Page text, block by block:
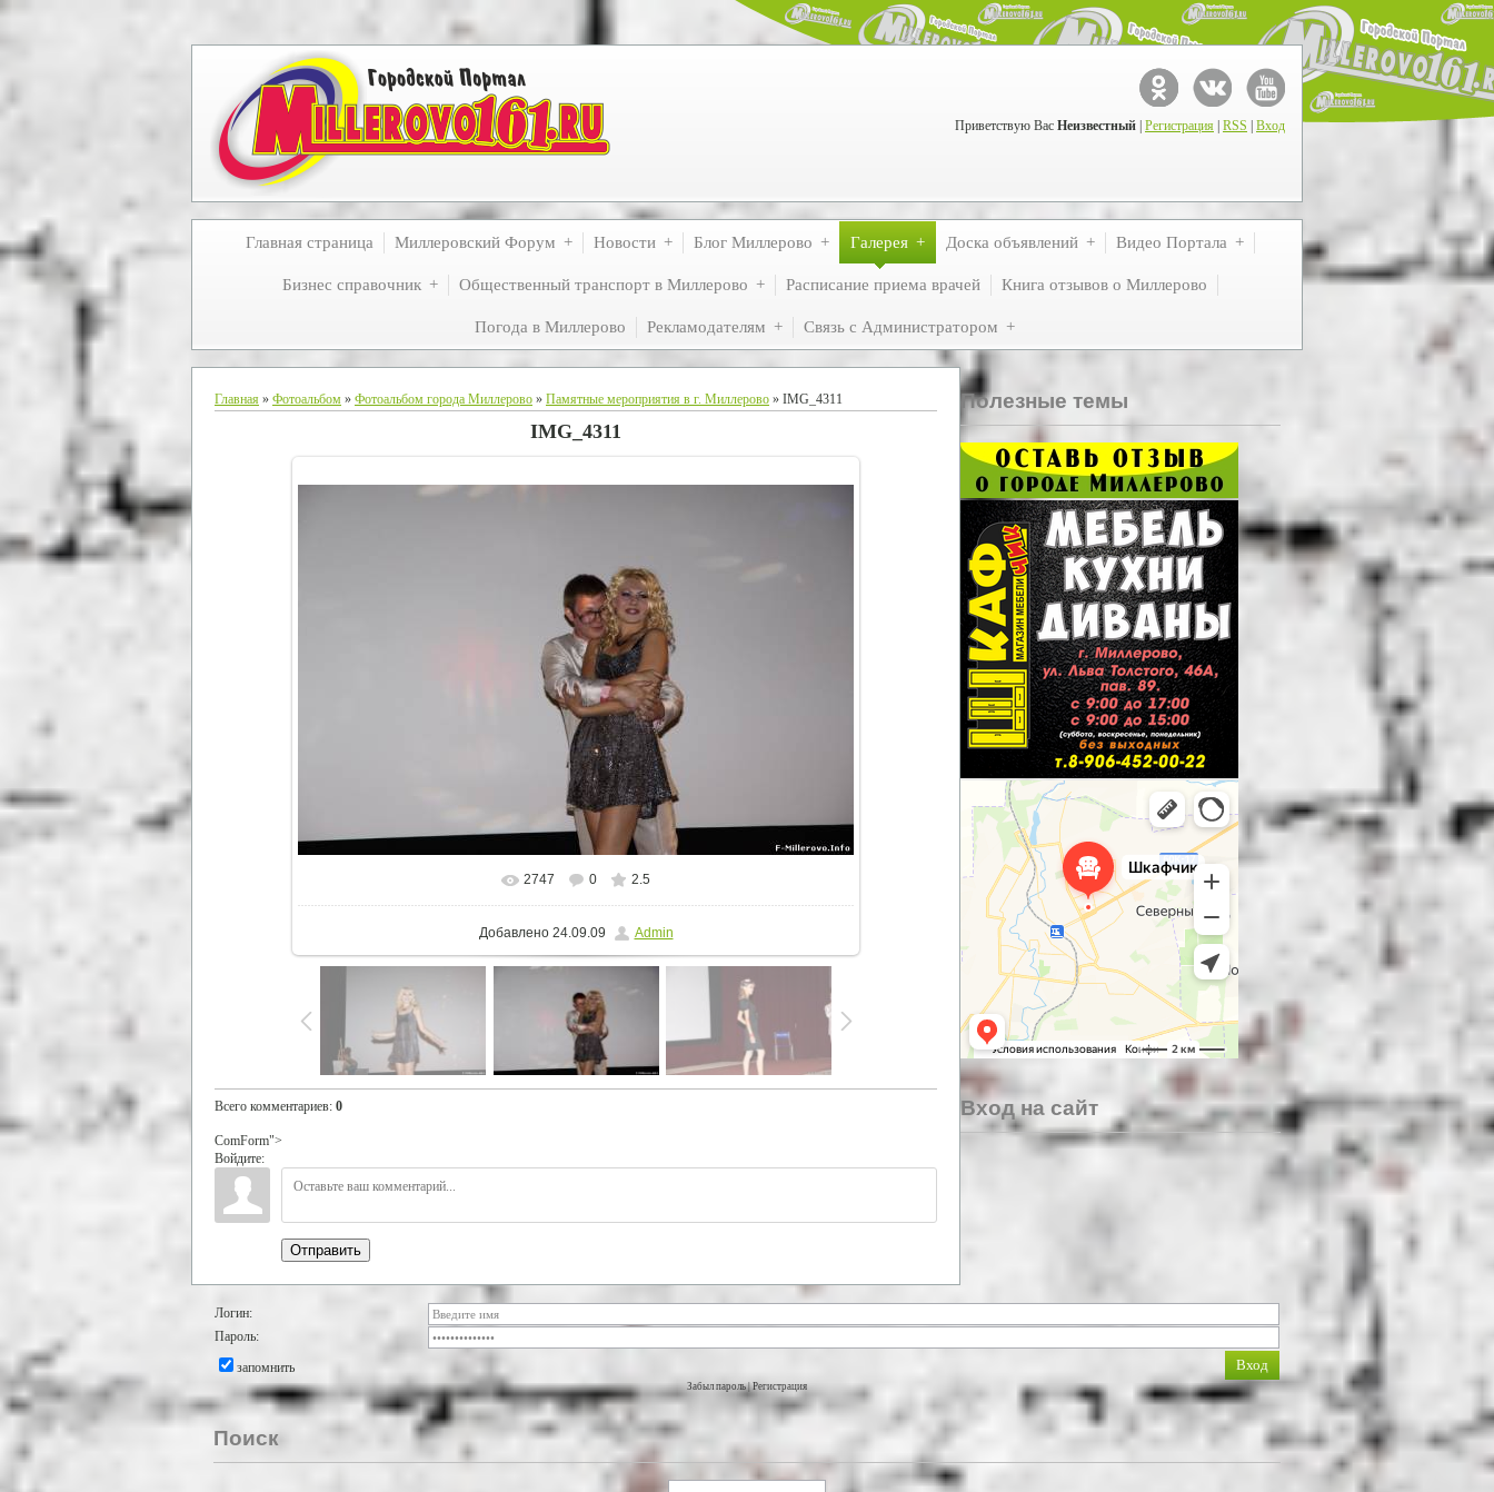
Приветствую Вас Неизвестный Регистрация RSS Вход
Главная страница Миллеровский Форум Новости Блог Миллерово Галерея Доска объявлений Видео Портала
Бизнес справочник Общественный транспорт в Миллерово Расписание приема врачей Книга отзывов о Миллерово
Погода в Миллерово Рекламодателям Связь с Администратором
Главная » Фотоальбом » Фотоальбом города Миллерово » Памятные мероприятия в г. Миллерово » IMG_4311
IMG_4311
В реальном размере 800x533
2747 0 2.5
Добавлено24.09.09 Admin
Всего комментариев: 0
ComForm">
Войдите:
Отправить
Полезные темы
Вход на сайт
Логин:
Пароль:
запомнить
Забыл пароль|Регистрация
Поиск